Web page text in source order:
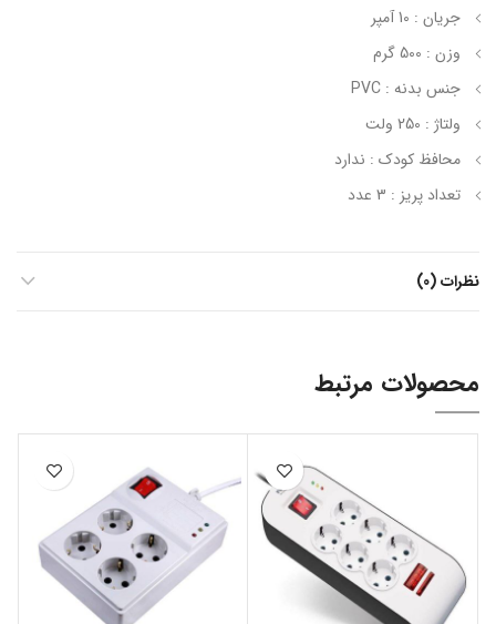
جریان : 10 آمپر
وزن : 500 گرم
جنس بدنه : PVC
ولتاژ : 250 ولت
محافظ کودک : ندارد
تعداد پریز : 3 عدد
نظرات (0)
محصولات مرتبط